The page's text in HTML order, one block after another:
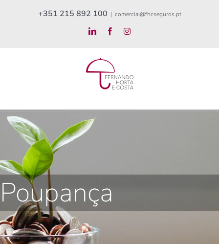
+351 215 892 100 | comercial@fhcseguros.pt
LinkedInFacebookInstagram
Poupança